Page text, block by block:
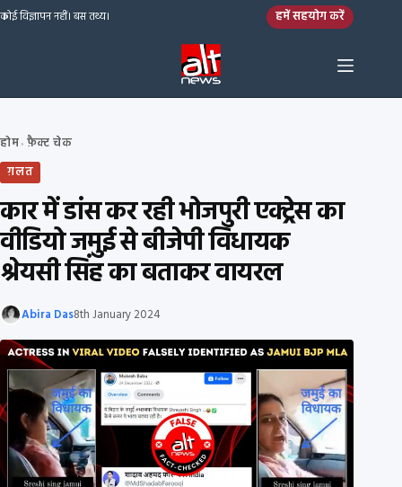
Skip to content
कोई विज्ञापन नहीं। बस तथ्य। हमें सहयोग करें
होम› फ़ैक्ट चेक
ग़लत
कार में डांस कर रही भोजपुरी एक्ट्रेस का
वीडियो जमुई से बीजेपी विधायक
श्रेयसी सिंह का बताकर वायरल
Abira Das8th January 2024